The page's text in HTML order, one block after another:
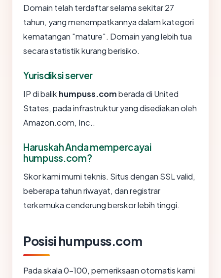
Domain telah terdaftar selama sekitar 27
tahun, yang menempatkannya dalam kategori
kematangan "mature". Domain yang lebih tua
secara statistik kurang berisiko.
Yurisdiksi server
IP di balik humpuss.comberada di United
States, pada infrastruktur yang disediakan oleh
Amazon.com, Inc..
Haruskah Anda mempercayai
humpuss.com?
Skor kami murni teknis. Situs dengan SSL valid,
beberapa tahun riwayat, dan registrar
terkemuka cenderung berskor lebih tinggi.
Posisi humpuss.com
Pada skala 0-100, pemeriksaan otomatis kami